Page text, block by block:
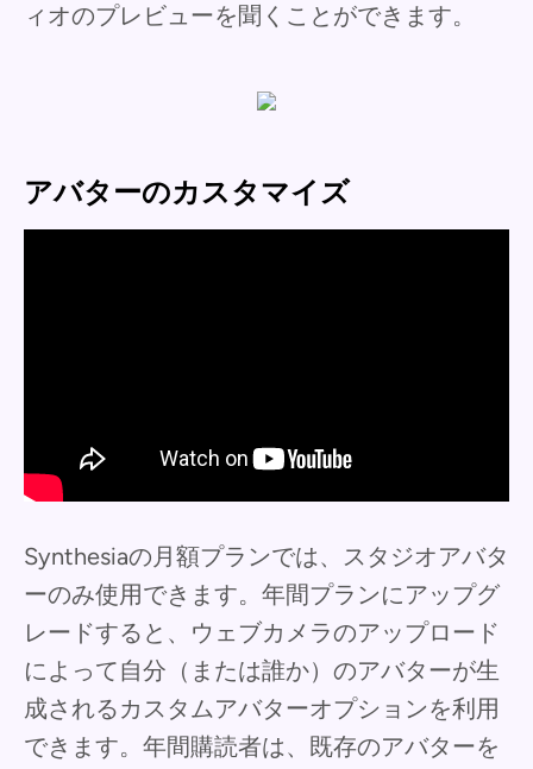
ィオのプレビューを聞くことができます。
アバターのカスタマイズ
Synthesiaの月額プランでは、スタジオアバタ
ーのみ使用できます。年間プランにアップグ
レードすると、ウェブカメラのアップロード
によって自分（または誰か）のアバターが生
成されるカスタムアバターオプションを利用
できます。年間購読者は、既存のアバターを